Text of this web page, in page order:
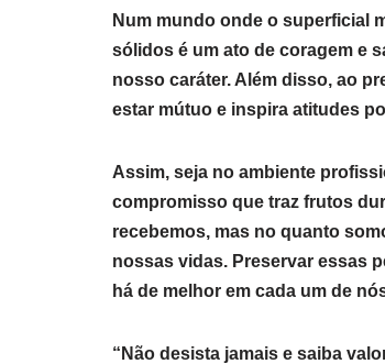
Num mundo onde o superficial
sólidos é um ato de coragem e
nosso caráter. Além disso, ao
estar mútuo e inspira atitudes
Assim, seja no ambiente
compromisso que traz frutos
recebemos, mas no quanto
nossas vidas. Preservar essas
há de melhor em cada um de
“Não desista jamais e saiba